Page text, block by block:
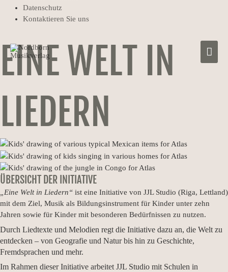
Datenschutz
Kontaktieren Sie uns
EINE WELT IN
LIEDERN
ÜBERSICHT DER INITIATIVE
„Eine Welt in Liedern“ ist eine Initiative von JJL Studio (Riga, Lettland)
mit dem Ziel, Musik als Bildungsinstrument für Kinder unter zehn
Jahren sowie für Kinder mit besonderen Bedürfnissen zu nutzen.
Durch Liedtexte und Melodien regt die Initiative dazu an, die Welt zu
entdecken – von Geografie und Natur bis hin zu Geschichte,
Fremdsprachen und mehr.
Im Rahmen dieser Initiative arbeitet JJL Studio mit Schulen in